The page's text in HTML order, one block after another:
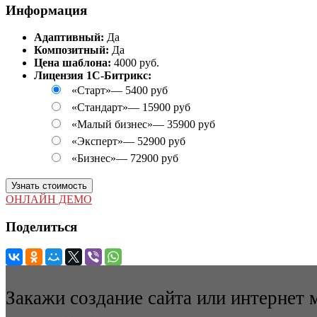
Информация
Адаптивный: Да
Композитный: Да
Цена шаблона: 4000 руб.
Лицензия 1С-Битрикс:
«Старт»— 5400 руб
«Стандарт»— 15900 руб
«Малый бизнес»— 35900 руб
«Эксперт»— 52900 руб
«Бизнес»— 72900 руб
Узнать стоимость
ОНЛАЙН ДЕМО
Поделиться
Закажи создание сайта или интернет